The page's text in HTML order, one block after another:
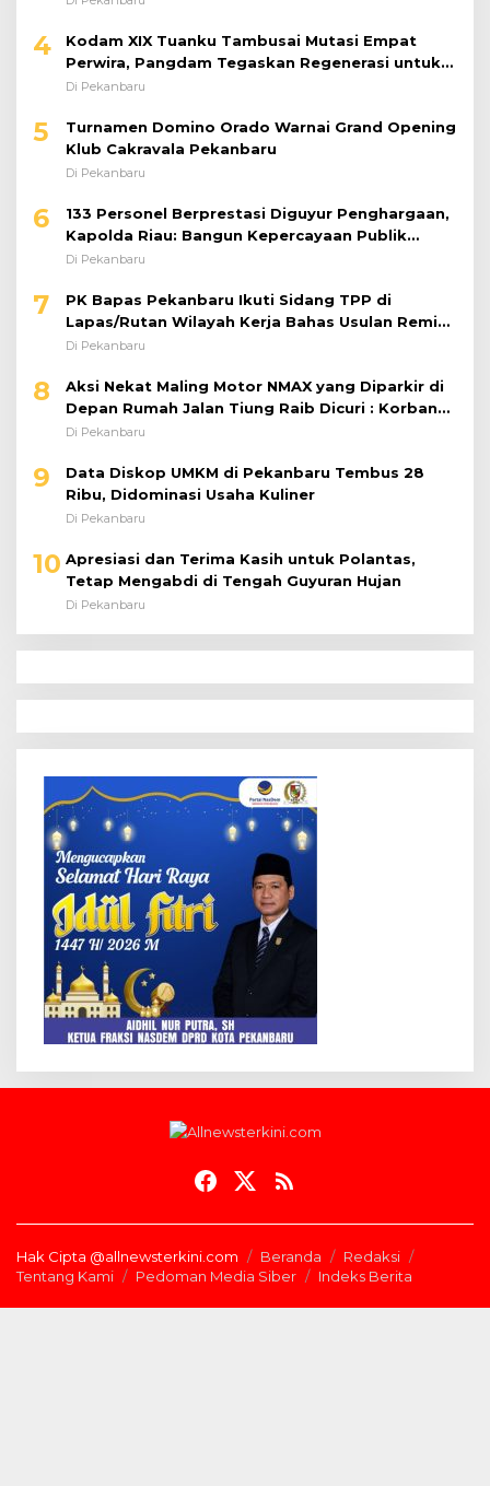
4
Kodam XIX Tuanku Tambusai Mutasi Empat
Perwira, Pangdam Tegaskan Regenerasi untuk
Perkuat Kinerja Satuan
Di Pekanbaru
5
Turnamen Domino Orado Warnai Grand Opening
Klub Cakravala Pekanbaru
Di Pekanbaru
6
133 Personel Berprestasi Diguyur Penghargaan,
Kapolda Riau: Bangun Kepercayaan Publik
dengan Karya Nyata
Di Pekanbaru
7
PK Bapas Pekanbaru Ikuti Sidang TPP di
Lapas/Rutan Wilayah Kerja Bahas Usulan Remisi
Umum Jelang Hari Kemerdekaan
Di Pekanbaru
8
Aksi Nekat Maling Motor NMAX yang Diparkir di
Depan Rumah Jalan Tiung Raib Dicuri : Korban
Minta Pelaku Ditangkap Pihak Kepolisian
Di Pekanbaru
9
Data Diskop UMKM di Pekanbaru Tembus 28
Ribu, Didominasi Usaha Kuliner
Di Pekanbaru
10 Apresiasi dan Terima Kasih untuk Polantas,
Tetap Mengabdi di Tengah Guyuran Hujan
Di Pekanbaru
Hak Cipta @allnewsterkini.com Beranda
Redaksi
Tentang Kami
Pedoman Media Siber Indeks Berita